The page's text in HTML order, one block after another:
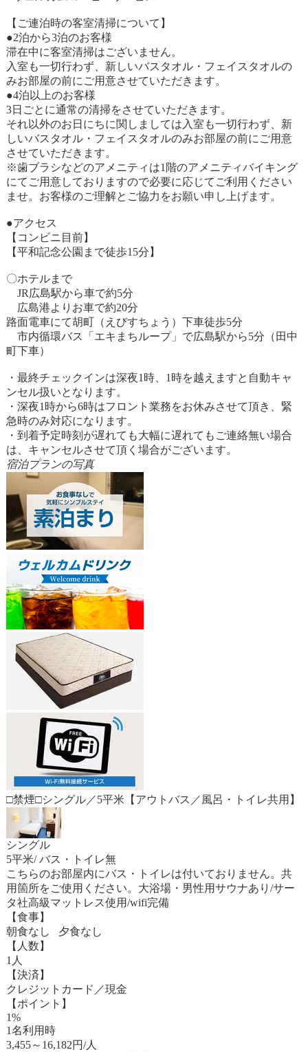
【ご連泊時の客室清掃について】
●2泊から3泊のお客様
滞在中に客室清掃はございません。
入室も一切行わず、新しいバスタオル・フェイスタオルの
みお部屋の前にご用意させていただきます。
●4泊以上のお客様
3日ごとに通常の清掃をさせていただきます。
それ以外のお日にちに関しましては入室も一切行わず、新
しいバスタオル・フェイスタオルのみお部屋の前にご用意
させていただきます。
※歯ブラシなどのアメニティは1階のアメニティバイキング
にてご用意しておりますので必要に応じてご利用ください
ませ。お客様のご理解とご協力をお願い申し上げます。
●アクセス
【コンビニ目前】
【平和記念公園まで徒歩15分】
〇ホテルまで
JR広島駅から車で約5分
広島港よりお車で約20分
路面電車にて胡町（えびすちょう）下車徒歩5分
市内循環バス「エキまちループ」で広島駅から5分（田中
町下車）
・最終チェックインは深夜1時、1時を越えますと自動キャ
ンセル扱いとなります。
・深夜1時から6時はフロント業務をお休みさせて頂き、緊
急時のみ対応になります。
・到着予定時刻が遅れても大幅に遅れてもご連絡無い場合
は、キャンセルさせて頂く場合がございます。
宿泊プランの写真
□禁煙□シングル／5平米【アウトバス／風呂・トイレ共用】
シングル
5平米/ バス・トイレ無
こちらのお部屋内にバス・トイレは付いておりません。共
用箇所をご使用ください。大浴場・男性用サウナあり/サー
タ社高級マットレス使用/wifi完備
【食事】
朝食なし 夕食なし
【人数】
1人
【決済】
クレジットカード／現金
【ポイント】
1%
1名利用時
3,455～ 16,182円/人